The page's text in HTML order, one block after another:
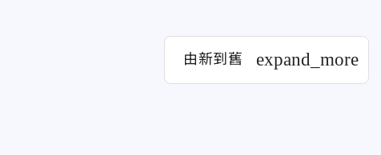
由新到舊 expand_more